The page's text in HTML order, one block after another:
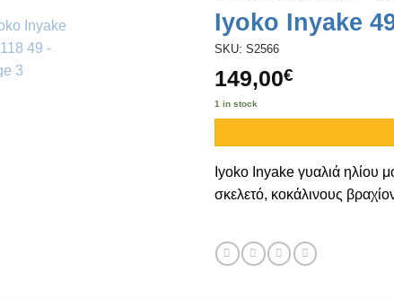
Iyoko Inyake
SKU: S2566
149,00€
1 in stock
Iyoko Inyake γυαλιά ηλίου
σκελετό, κοκάλινους